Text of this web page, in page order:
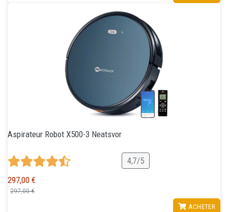
Aspirateur Robot X500-3 Neatsvor
4,7/5
297,00 €
297,00 €
ACHETER